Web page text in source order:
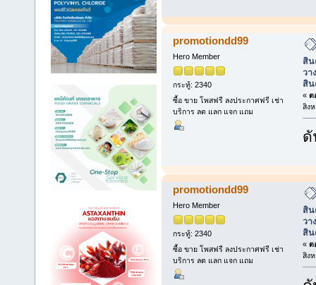
promotiondd99
Hero Member
กระทู้: 2340
ซื้อ ขาย โพสฟรี ลงประกาศฟรี เช่า
บริการ ลด แลก แจก แถม
สิน
วา
สิน
« ต
สิง
ดั
promotiondd99
Hero Member
กระทู้: 2340
ซื้อ ขาย โพสฟรี ลงประกาศฟรี เช่า
บริการ ลด แลก แจก แถม
สิน
วา
สิน
« ต
สิง